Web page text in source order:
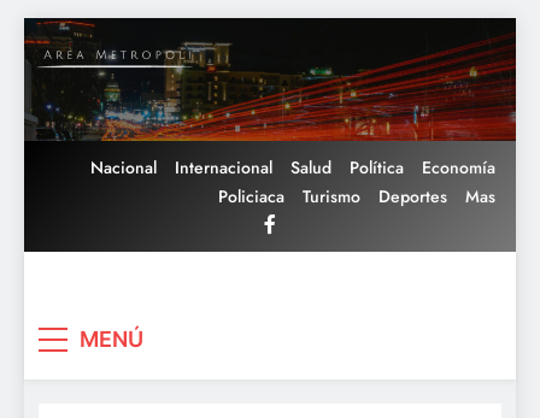
Saltar
al
contenido
Nacional Internacional Salud Política
Economía
Policiaca
Turismo Deportes Mas
MENÚ